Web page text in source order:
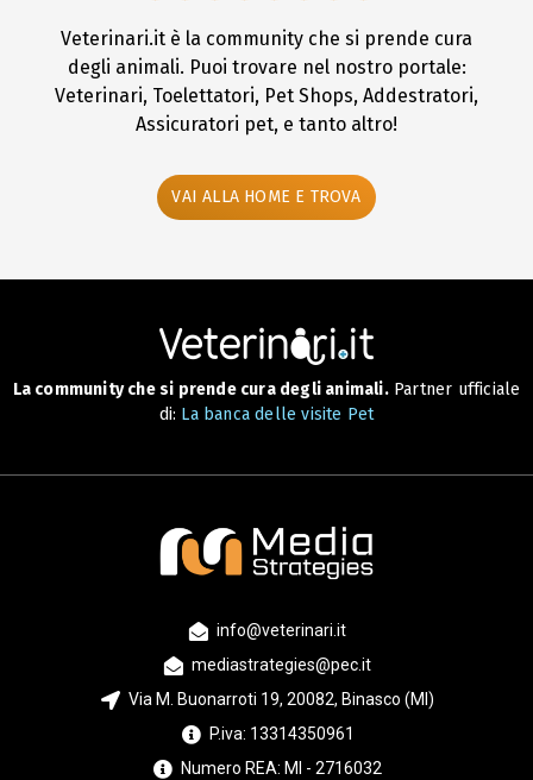
Veterinari.it è la community che si prende cura
degli animali. Puoi trovare nel nostro portale:
Veterinari, Toelettatori, Pet Shops, Addestratori,
Assicuratori pet, e tanto altro!
VAI ALLA HOME E TROVA
La community che si prende cura degli animali.Partner ufficiale
di: La banca delle visite Pet
info@veterinari.it
mediastrategies@pec.it
Via M. Buonarroti 19, 20082, Binasco (MI)
P.iva: 13314350961
Numero REA: MI - 2716032